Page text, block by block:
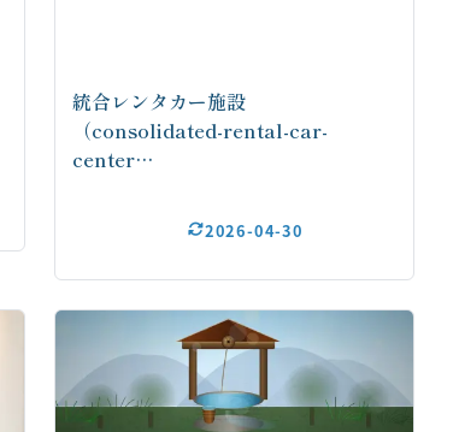
統合レンタカー施設
（consolidated-rental-car-
center…
2026-04-30